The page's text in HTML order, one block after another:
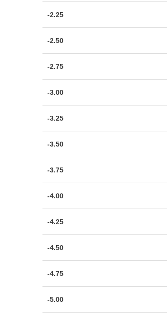
-2.25
-2.50
-2.75
-3.00
-3.25
-3.50
-3.75
-4.00
-4.25
-4.50
-4.75
-5.00